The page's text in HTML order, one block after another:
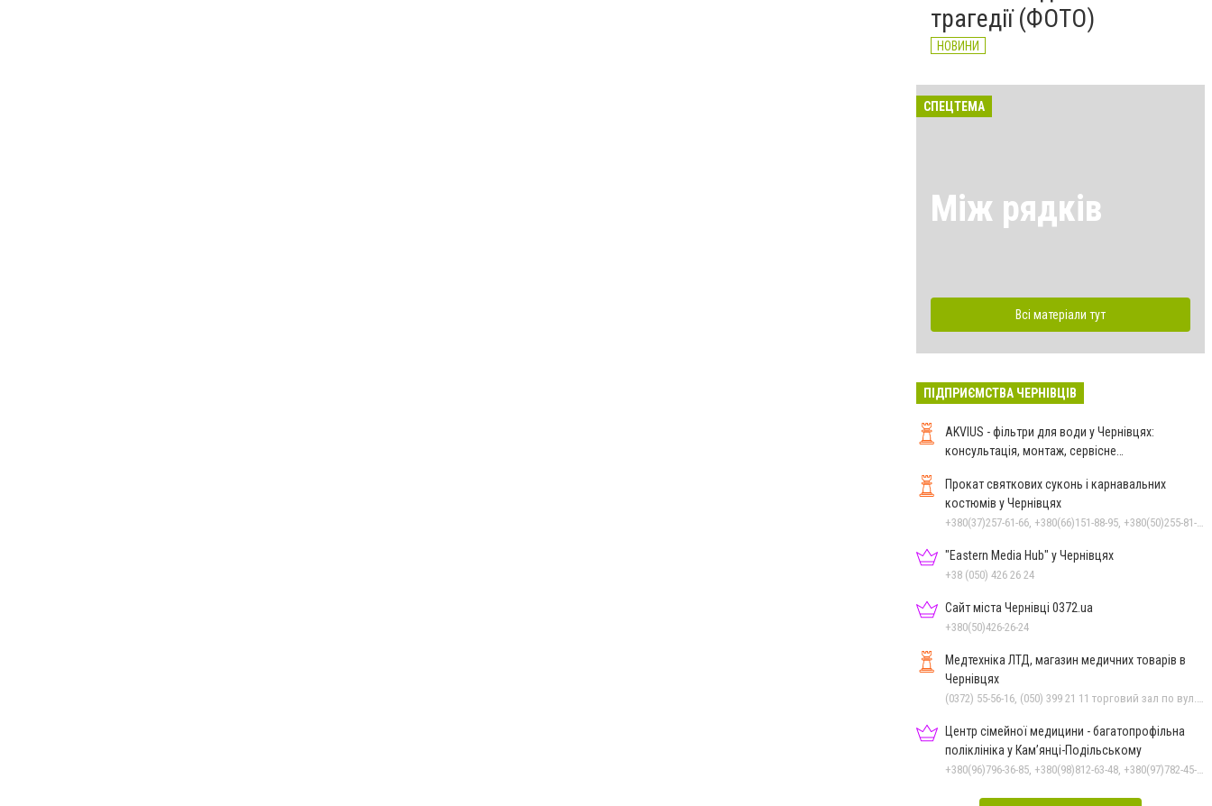
трагедії (ФОТО)
НОВИНИ
СПЕЦТЕМА
Між рядків
Всі матеріали тут
ПІДПРИЄМСТВА ЧЕРНІВЦІВ
AKVIUS - фільтри для води у Чернівцях:
консультація, монтаж, сервісне
Прокат святкових суконь і карнавальних
костюмів у Чернівцях
"Eastern Media Hub" у Чернівцях
+38 (050) 426 26 24
Сайт міста Чернівці 0372.ua
+380(50)426-26-24
Медтехніка ЛТД, магазин медичних товарів в
Чернівцях
Центр сімейної медицини - багатопрофільна
поліклініка у Кам’янці-Подільському